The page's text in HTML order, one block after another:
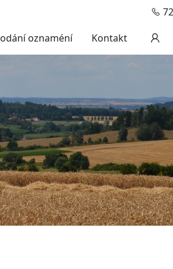
oznaméní Kontakt